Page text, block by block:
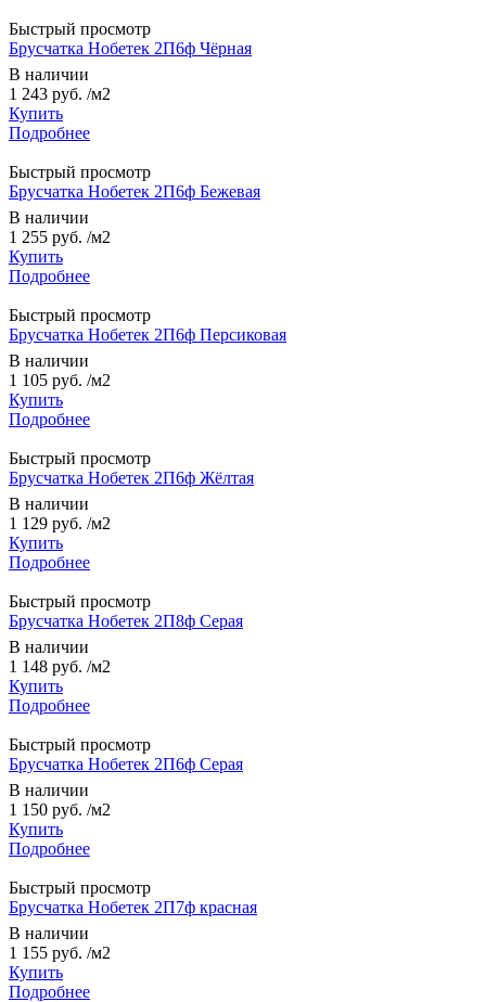
Быстрый просмотр
Брусчатка Нобетек 2П6ф Чёрная
В наличии
1 243 руб. /м2
Купить
Подробнее
Быстрый просмотр
Брусчатка Нобетек 2П6ф Бежевая
В наличии
1 255 руб. /м2
Купить
Подробнее
Быстрый просмотр
Брусчатка Нобетек 2П6ф Персиковая
В наличии
1 105 руб. /м2
Купить
Подробнее
Быстрый просмотр
Брусчатка Нобетек 2П6ф Жёлтая
В наличии
1 129 руб. /м2
Купить
Подробнее
Быстрый просмотр
Брусчатка Нобетек 2П8ф Серая
В наличии
1 148 руб. /м2
Купить
Подробнее
Быстрый просмотр
Брусчатка Нобетек 2П6ф Серая
В наличии
1 150 руб. /м2
Купить
Подробнее
Быстрый просмотр
Брусчатка Нобетек 2П7ф красная
В наличии
1 155 руб. /м2
Купить
Подробнее